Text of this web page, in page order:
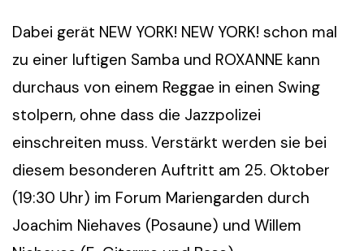
Dabei gerät NEW YORK! NEW YORK! schon mal
zu einer luftigen Samba und ROXANNE kann
durchaus von einem Reggae in einen Swing
stolpern, ohne dass die Jazzpolizei
einschreiten muss. Verstärkt werden sie bei
diesem besonderen Auftritt am 25. Oktober
(19:30 Uhr) im Forum Mariengarden durch
Joachim Niehaves (Posaune) und Willem